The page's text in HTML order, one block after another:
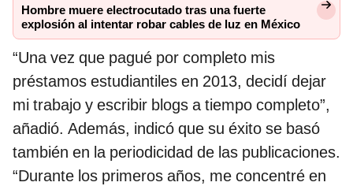
Hombre muere electrocutado tras una fuerte
explosión al intentar robar cables de luz en México
“Una vez que pagué por completo mis
préstamos estudiantiles en 2013, decidí dejar
mi trabajo y escribir blogs a tiempo completo”,
añadió. Además, indicó que su éxito se basó
también en la periodicidad de las publicaciones.
“Durante los primeros años, me concentré en